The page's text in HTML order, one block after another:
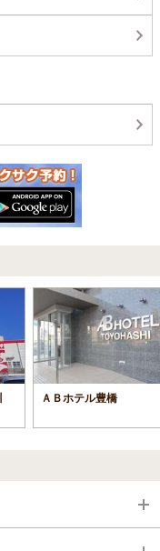
ＡＢホテル豊橋